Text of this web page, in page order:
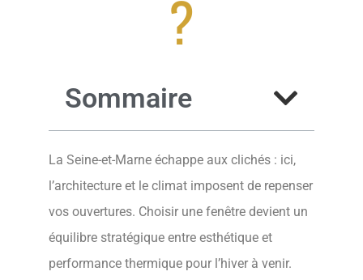
?
Sommaire
La Seine-et-Marne échappe aux clichés : ici,
l’architecture et le climat imposent de repenser
vos ouvertures. Choisir une fenêtre devient un
équilibre stratégique entre esthétique et
performance thermique pour l’hiver à venir.